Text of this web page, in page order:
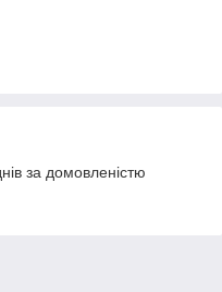
за домовленістю